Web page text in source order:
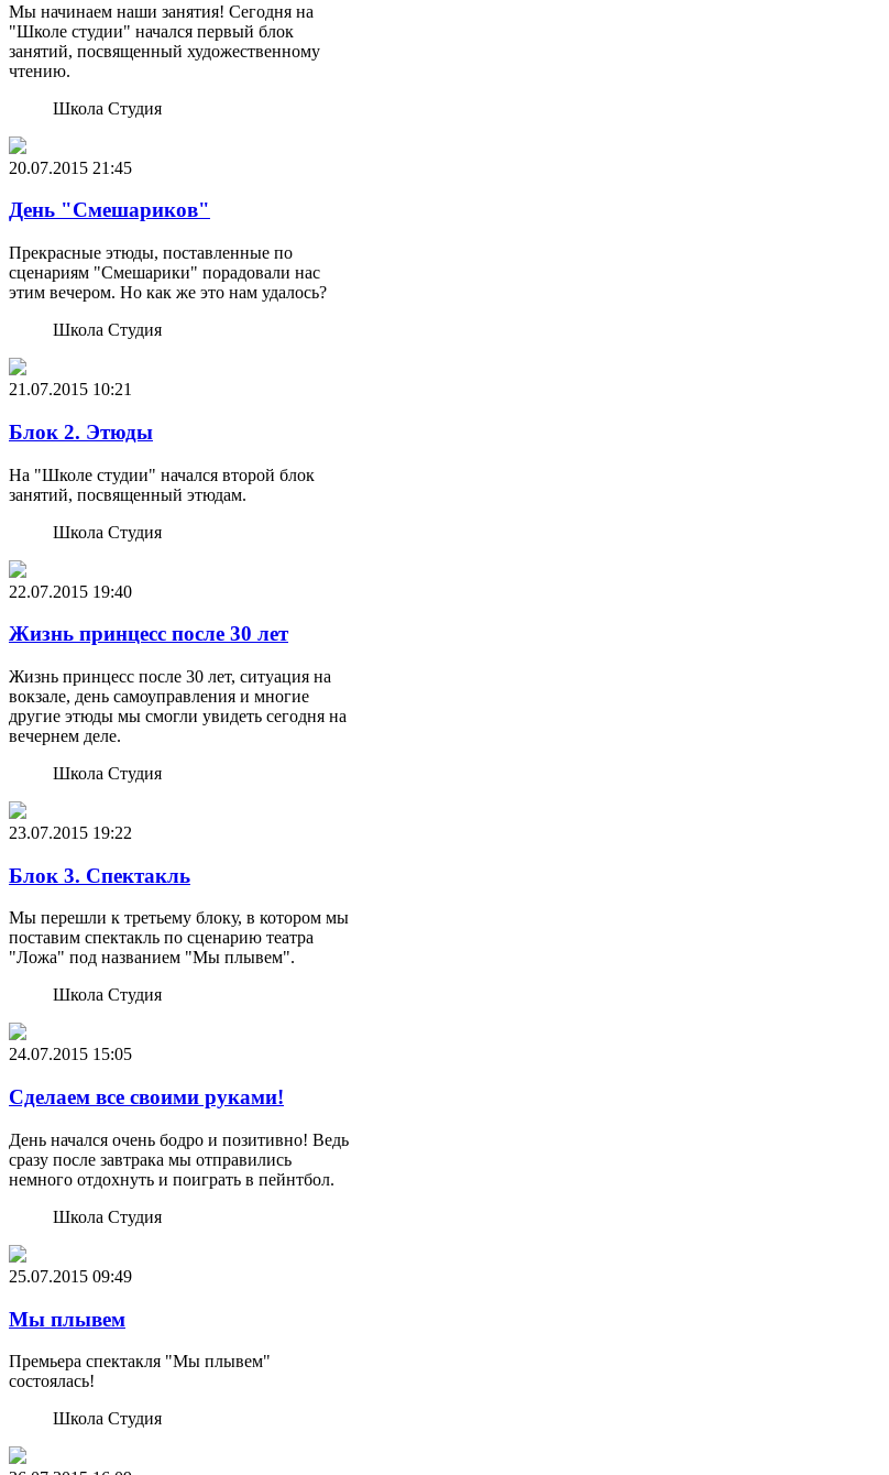
Мы начинаем наши занятия! Сегодня на
"Школе студии" начался первый блок
занятий, посвященный художественному
чтению.
Школа Студия
20.07.2015 21:45
День "Смешариков"
Прекрасные этюды, поставленные по
сценариям "Смешарики" порадовали нас
этим вечером. Но как же это нам удалось?
Школа Студия
21.07.2015 10:21
Блок 2. Этюды
На "Школе студии" начался второй блок
занятий, посвященный этюдам.
Школа Студия
22.07.2015 19:40
Жизнь принцесс после 30 лет
Жизнь принцесс после 30 лет, ситуация на
вокзале, день самоуправления и многие
другие этюды мы смогли увидеть сегодня на
вечернем деле.
Школа Студия
23.07.2015 19:22
Блок 3. Спектакль
Мы перешли к третьему блоку, в котором мы
поставим спектакль по сценарию театра
"Ложа" под названием "Мы плывем".
Школа Студия
24.07.2015 15:05
Сделаем все своими руками!
День начался очень бодро и позитивно! Ведь
сразу после завтрака мы отправились
немного отдохнуть и поиграть в пейнтбол.
Школа Студия
25.07.2015 09:49
Мы плывем
Премьера спектакля "Мы плывем"
состоялась!
Школа Студия